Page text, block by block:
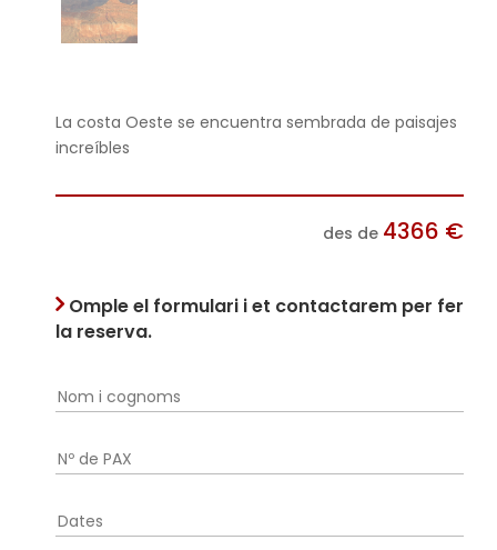
La costa Oeste se encuentra sembrada de paisajes
increíbles
des de 4366 €
Omple el formulari i et contactarem per fer
la reserva.